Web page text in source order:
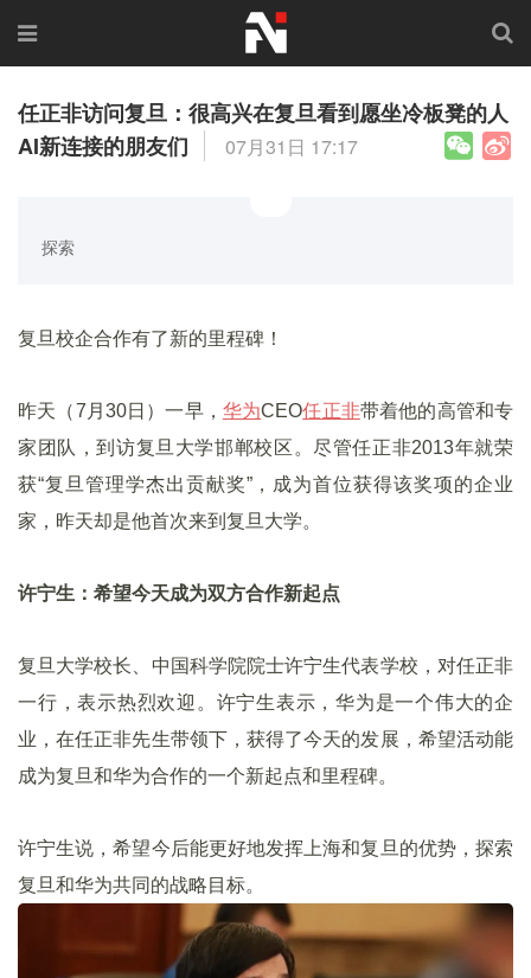
任正非访问复旦：很高兴在复旦看到愿坐冷板凳的人
AI新连接的朋友们
07月31日 17:17
探索
复旦校企合作有了新的里程碑！
昨天（7月30日）一早， 华为CEO任正非带着他的高管和专
家团队，到访复旦大学邯郸校区。尽管任正非2013年就荣
获“复旦管理学杰出贡献奖”，成为首位获得该奖项的企业
家，昨天却是他首次来到复旦大学。
许宁生：希望今天成为双方合作新起点
复旦大学校长、中国科学院院士许宁生代表学校，对任正非
一行，表示热烈欢迎。许宁生表示，华为是一个伟大的企
业，在任正非先生带领下，获得了今天的发展，希望活动能
成为复旦和华为合作的一个新起点和里程碑。
许宁生说，希望今后能更好地发挥上海和复旦的优势，探索
复旦和华为共同的战略目标。